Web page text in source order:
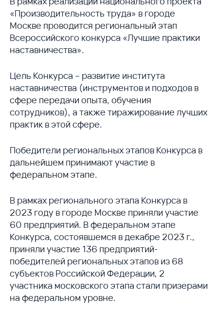
«Производительность труда» в городе
Москве проводится региональный этап
Всероссийского конкурса «Лучшие практики
наставничества».
Цель Конкурса – развитие института
наставничества (инструментов и подходов в
сфере передачи опыта, обучения
сотрудников), а также тиражирование лучших
практик в этой сфере.
Победители региональных этапов Конкурса в
дальнейшем принимают участие в
федеральном этапе.
В рамках регионального этапа Конкурса в
2023 году в городе Москве приняли участие
60 предприятий. В федеральном этапе
Конкурса, состоявшемся в декабре 2023 г.,
приняли участие 136 предприятий-
победителей региональных этапов из 68
субъектов Российской Федерации, 2
участника московского этапа стали призерами
на федеральном уровне.